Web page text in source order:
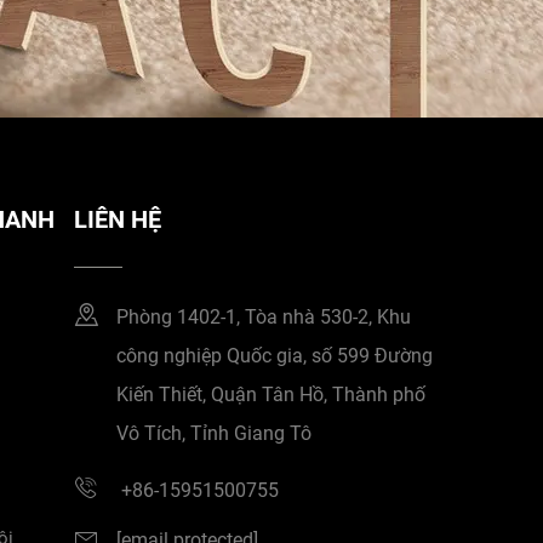
LIÊN HỆ
Phòng 1402-1, Tòa nhà 530-2, Khu
công nghiệp Quốc gia, số 599 Đường
Kiến Thiết, Quận Tân Hồ, Thành phố
Vô Tích, Tỉnh Giang Tô
+86-15951500755